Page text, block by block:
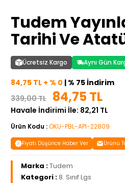
Tudem
Tarihi Ve
Ücretsiz Kargo Aynı Gün
84,75 TL + % 0 | % 75 İndirim
339,00 TL
84,75 TL
Havale İndirimi İle: 82,21 TL
Ürün Kodu :OKU-PBL-API-22809
Fiyatı Düşünce Haber Ver Ürünü
Marka :Tudem
Kategori :8. Sınıf Lgs